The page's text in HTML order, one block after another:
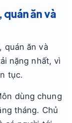
ăn và
quán ăn và
nặng nhất, vì
tục.
dùng chung
tháng. Chủ